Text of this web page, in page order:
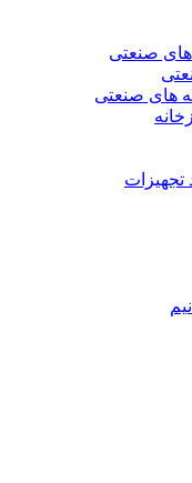
های صنعتی
های صنعتی
تجهیزات